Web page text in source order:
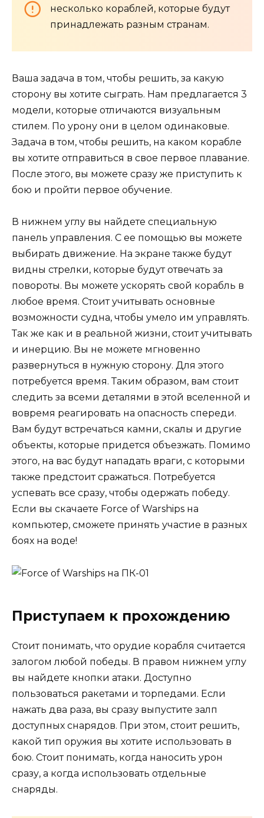
несколько кораблей, которые будут
принадлежать разным странам.
Ваша задача в том, чтобы решить, за какую
сторону вы хотите сыграть. Нам предлагается 3
модели, которые отличаются визуальным
стилем. По урону они в целом одинаковые.
Задача в том, чтобы решить, на каком корабле
вы хотите отправиться в свое первое плавание.
После этого, вы можете сразу же приступить к
бою и пройти первое обучение.
В нижнем углу вы найдете специальную
панель управления. С ее помощью вы можете
выбирать движение. На экране также будут
видны стрелки, которые будут отвечать за
повороты. Вы можете ускорять свой корабль в
любое время. Стоит учитывать основные
возможности судна, чтобы умело им управлять.
Так же как и в реальной жизни, стоит учитывать
и инерцию. Вы не можете мгновенно
развернуться в нужную сторону. Для этого
потребуется время. Таким образом, вам стоит
следить за всеми деталями в этой вселенной и
вовремя реагировать на опасность спереди.
Вам будут встречаться камни, скалы и другие
объекты, которые придется объезжать. Помимо
этого, на вас будут нападать враги, с которыми
также предстоит сражаться. Потребуется
успевать все сразу, чтобы одержать победу.
Если вы скачаете Force of Warships на
компьютер, сможете принять участие в разных
боях на воде!
Приступаем к прохождению
Стоит понимать, что орудие корабля считается
залогом любой победы. В правом нижнем углу
вы найдете кнопки атаки. Доступно
пользоваться ракетами и торпедами. Если
нажать два раза, вы сразу выпустите залп
доступных снарядов. При этом, стоит решить,
какой тип оружия вы хотите использовать в
бою. Стоит понимать, когда наносить урон
сразу, а когда использовать отдельные
снаряды.